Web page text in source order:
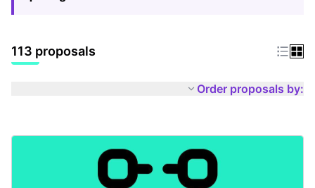
113 proposals
Order proposals by: